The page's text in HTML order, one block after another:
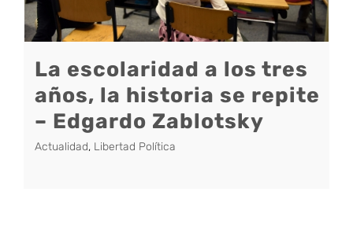
La escolaridad a los tres
años, la historia se repite
– Edgardo Zablotsky
Actualidad, Libertad Política